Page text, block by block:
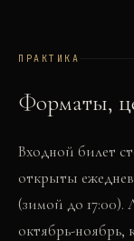
ПРАКТИКА
Форматы,
Входной билет
открыты
(зимой до
октябрь-ноябрь,